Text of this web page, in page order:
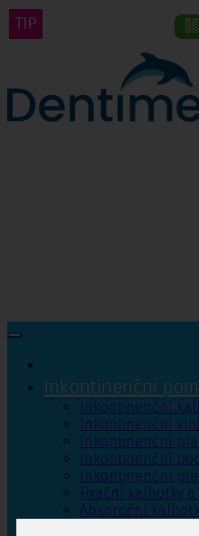
Menu eshopu
Inkontinenční
Inkontinenční
Inkontinenční
Inkontinenční
Inkontinenční
Inkontinenční
Fixační kalhotky
Absorpční
TIP